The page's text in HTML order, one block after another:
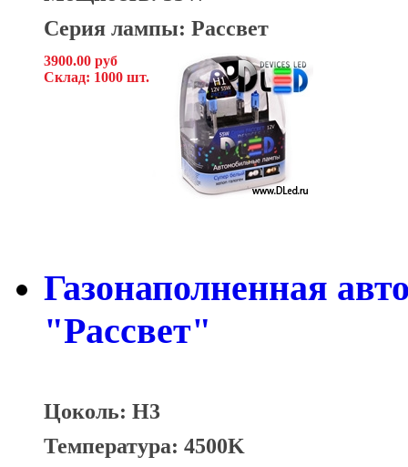
Серия лампы: Рассвет
3900.00 руб
Склад: 1000 шт.
Газонаполненная
"Рассвет"
Цоколь: H3
Температура: 4500K